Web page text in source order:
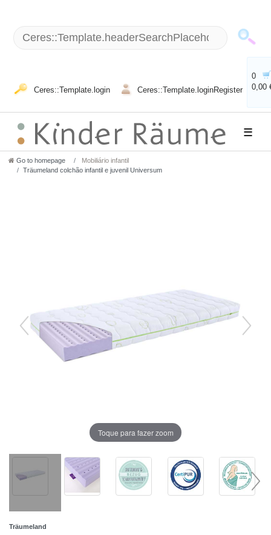
Ceres::Template.login Ceres::Template.loginRegister
0
0,00
☰
Go to homepage
Mobiliário infantil
Träumeland colchão infantil e juvenil Universum
Toque para fazer zoom
Träumeland